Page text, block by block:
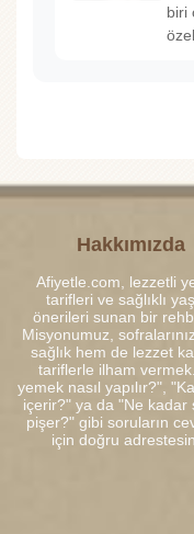
biri
Hakkımızda
Afiyetle.com, lezzetli
tarifleri ve sağlıklı
önerileri sunan bir
Misyonumuz,
sağlık hem de lezzet
tariflerle ilham
yemek nasıl yapılır?",
içerir?" ya da "Ne kadar
pişer?" gibi soruların
için doğru